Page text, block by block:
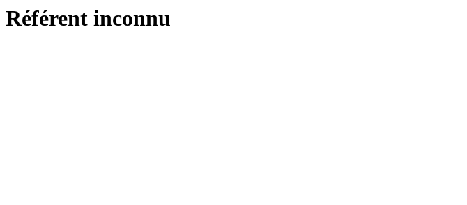
Référent inconnu